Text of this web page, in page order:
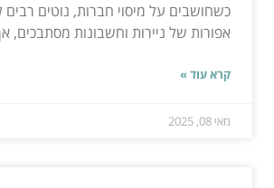
כשחושבים על מיסוי חברות, נוטים רבים
אפורות של ניירות וחשבונות מסתבכים,
קרא עוד »
מאי 08, 2025